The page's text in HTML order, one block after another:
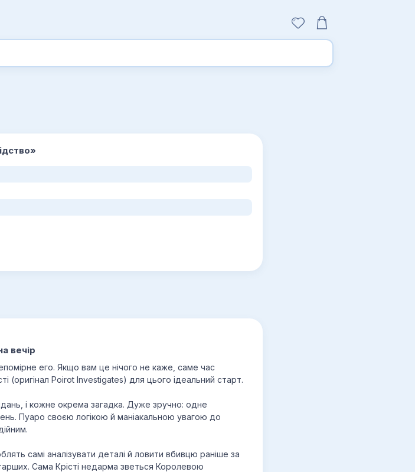
вечір
его. Якщо вам це нічого не каже, саме час
(оригінал Poirot Investigates) для цього ідеальний старт.
і кожне окрема загадка. Дуже зручно: одне
Пуаро своєю логікою й маніакальною увагою до
самі аналізувати деталі й ловити вбивцю раніше за
Сама Крісті недарма зветься Королевою